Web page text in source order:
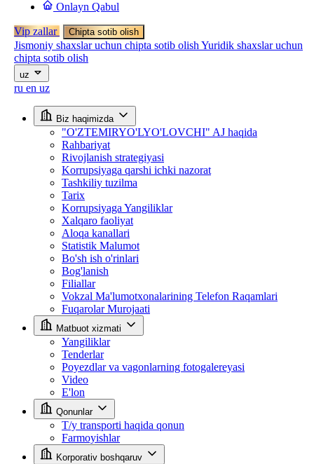
Onlayn Qabul
Vip zallar Chipta sotib olish
Jismoniy shaxslar uchun chipta sotib olish Yuridik shaxslar uchun
chipta sotib olish
uz
ru en uz
Biz haqimizda
"O'ZTEMIRYO'LYO'LOVCHI" AJ haqida
Rahbariyat
Rivojlanish strategiyasi
Korrupsiyaga qarshi ichki nazorat
Tashkiliy tuzilma
Tarix
Korrupsiyaga Yangiliklar
Xalqaro faoliyat
Aloqa kanallari
Statistik Malumot
Bo'sh ish o'rinlari
Bog'lanish
Filiallar
Vokzal Ma'lumotxonalarining Telefon Raqamlari
Fuqarolar Murojaati
Matbuot xizmati
Yangiliklar
Tenderlar
Poyezdlar va vagonlarning fotogalereyasi
Video
E'lon
Qonunlar
T/y transporti haqida qonun
Farmoyishlar
Korporativ boshqaruv